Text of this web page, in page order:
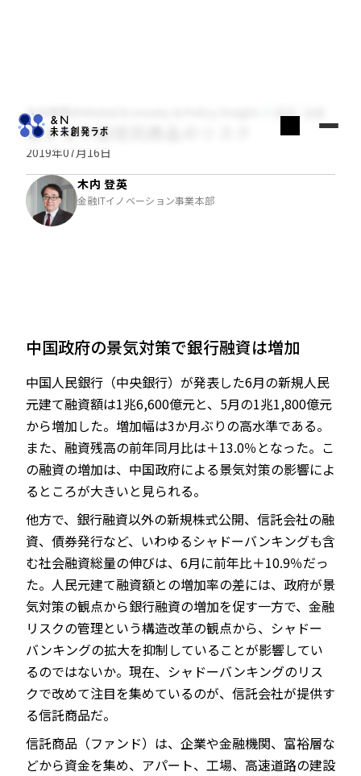
JP EN
木内登英のGlobal Economy & Policy Insight
高まる中国信託商品のリスク
2019年07月16日
木内 登英
金融ITイノベーション事業本部
中国政府の景気対策で銀行融資は増加
中国人民銀行（中央銀行）が発表した6月の新規人民
元建て融資額は1兆6,600億元と、5月の1兆1,800億元
から増加した。増加幅は3か月ぶりの高水準である。
また、融資残高の前年同月比は＋13.0％となった。こ
の融資の増加は、中国政府による景気対策の影響によ
るところが大きいと見られる。
他方で、銀行融資以外の新規株式公開、信託会社の融
資、債券発行など、いわゆるシャドーバンキングも含
む社会融資総量の伸びは、6月に前年比＋10.9％だっ
た。人民元建て融資額との増加率の差には、政府が景
気対策の観点から銀行融資の増加を促す一方で、金融
リスクの管理という構造改革の観点から、シャドー
バンキングの拡大を抑制していることが影響してい
るのではないか。現在、シャドーバンキングのリス
クで改めて注目を集めているのが、信託会社が提供す
る信託商品だ。
信託商品（ファンド）は、企業や金融機関、富裕層な
どから資金を集め、アパート、工場、高速道路の建設